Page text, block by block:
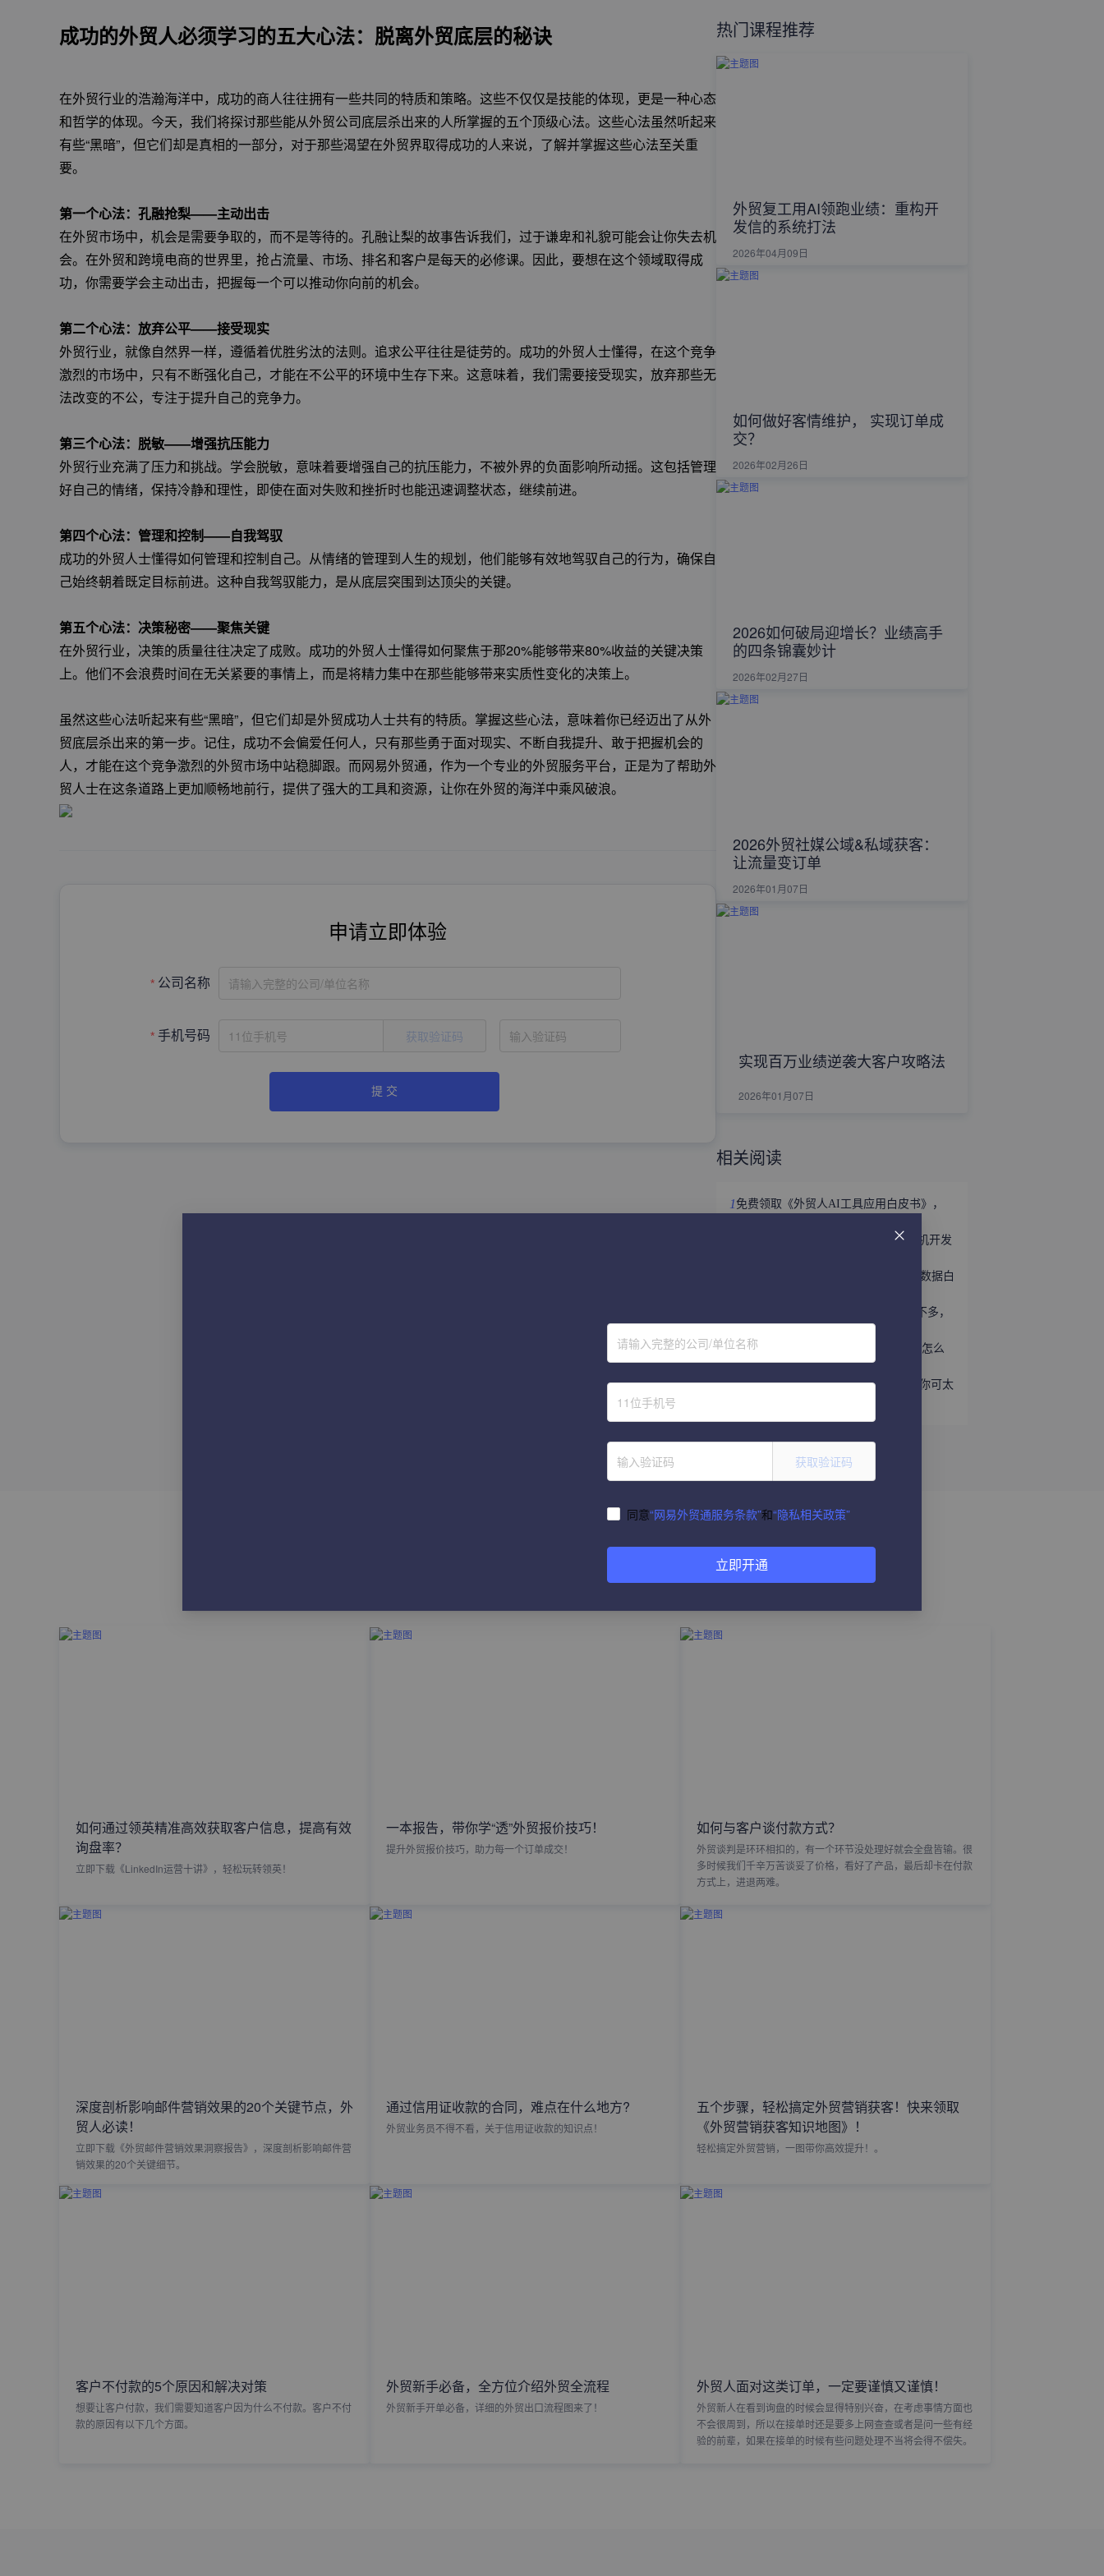
成功的外贸人必须学习的五大心法：脱离外贸底层的秘诀
在外贸行业的浩瀚海洋中，成功的商人往往拥有一些共同的特质和策略。这些不仅仅是技能的体现，更是一种心态
和哲学的体现。今天，我们将探讨那些能从外贸公司底层杀出来的人所掌握的五个顶级心法。这些心法虽然听起来
有些“黑暗”，但它们却是真相的一部分，对于那些渴望在外贸界取得成功的人来说，了解并掌握这些心法至关重
要。
第一个心法：孔融抢梨——主动出击
在外贸市场中，机会是需要争取的，而不是等待的。孔融让梨的故事告诉我们，过于谦卑和礼貌可能会让你失去机
会。在外贸和跨境电商的世界里，抢占流量、市场、排名和客户是每天的必修课。因此，要想在这个领域取得成
功，你需要学会主动出击，把握每一个可以推动你向前的机会。
第二个心法：放弃公平——接受现实
外贸行业，就像自然界一样，遵循着优胜劣汰的法则。追求公平往往是徒劳的。成功的外贸人士懂得，在这个竞争
激烈的市场中，只有不断强化自己，才能在不公平的环境中生存下来。这意味着，我们需要接受现实，放弃那些无
法改变的不公，专注于提升自己的竞争力。
第三个心法：脱敏——增强抗压能力
外贸行业充满了压力和挑战。学会脱敏，意味着要增强自己的抗压能力，不被外界的负面影响所动摇。这包括管理
好自己的情绪，保持冷静和理性，即使在面对失败和挫折时也能迅速调整状态，继续前进。
第四个心法：管理和控制——自我驾驭
成功的外贸人士懂得如何管理和控制自己。从情绪的管理到人生的规划，他们能够有效地驾驭自己的行为，确保自
己始终朝着既定目标前进。这种自我驾驭能力，是从底层突围到达顶尖的关键。
第五个心法：决策秘密——聚焦关键
在外贸行业，决策的质量往往决定了成败。成功的外贸人士懂得如何聚焦于那20%能够带来80%收益的关键决策
上。他们不会浪费时间在无关紧要的事情上，而是将精力集中在那些能够带来实质性变化的决策上。
虽然这些心法听起来有些“黑暗”，但它们却是外贸成功人士共有的特质。掌握这些心法，意味着你已经迈出了从外
贸底层杀出来的第一步。记住，成功不会偏爱任何人，只有那些勇于面对现实、不断自我提升、敢于把握机会的
人，才能在这个竞争激烈的外贸市场中站稳脚跟。而网易外贸通，作为一个专业的外贸服务平台，正是为了帮助外
贸人士在这条道路上更加顺畅地前行，提供了强大的工具和资源，让你在外贸的海洋中乘风破浪。
申请立即体验
公司名称 请输入完整的公司/单位名称
手机号码 获取验证码
提 交
热门课程推荐
外贸复工用AI领跑业绩：重构开
发信的系统打法
2026年04月09日
如何做好客情维护， 实现订单成
交？
2026年02月26日
2026如何破局迎增长？业绩高手
的四条锦囊妙计
2026年02月27日
2026外贸社媒公域&私域获客：
让流量变订单
2026年01月07日
实现百万业绩逆袭大客户攻略法
2026年01月07日
相关阅读
1 免费领取《外贸人AI工具应用白皮书》，
立即领取 | 手握这份《世界产业带商机开发
外贸获客难？免费领取《2026年海关数据白
趁着用YouTube开发外贸客户的人还不多，
5听说WhatsApp做外贸很猛？让我看看怎么
个事儿...
6做外贸还不会给国外客户打电话？那你可太
如何通过领英精准高效获取客户信息，提高有效
询盘率？
立即下载《LinkedIn运营十讲》，轻松玩转领英！
一本报告，带你学“透”外贸报价技巧！
提升外贸报价技巧，助力每一个订单成交！
如何与客户谈付款方式？
外贸谈判是环环相扣的，有一个环节没处理好就会全盘皆输。很
多时候我们千辛万苦谈妥了价格，看好了产品，最后却卡在付款
方式上，进退两难。
深度剖析影响邮件营销效果的20个关键节点，外
贸人必读！
立即下载《外贸邮件营销效果洞察报告》，深度剖析影响邮件营
销效果的20个关键细节。
通过信用证收款的合同，难点在什么地方?
外贸业务员不得不看，关于信用证收款的知识点！
五个步骤，轻松搞定外贸营销获客！快来领取
《外贸营销获客知识地图》！
轻松搞定外贸营销，一图带你高效提升！。
客户不付款的5个原因和解决对策
想要让客户付款，我们需要知道客户因为什么不付款。客户不付
款的原因有以下几个方面。
外贸新手必备，全方位介绍外贸全流程
外贸新手开单必备，详细的外贸出口流程图来了！
外贸人面对这类订单，一定要谨慎又谨慎！
外贸新人在看到询盘的时候会显得特别兴奋，在考虑事情方面也
不会很周到，所以在接单时还是要多上网查查或者是问一些有经
验的前辈，如果在接单的时候有些问题处理不当将会得不偿失。
请输入完整的公司/单位名称
获取验证码
同意“网易外贸通服务条款”和“隐私相关政策”
立即开通